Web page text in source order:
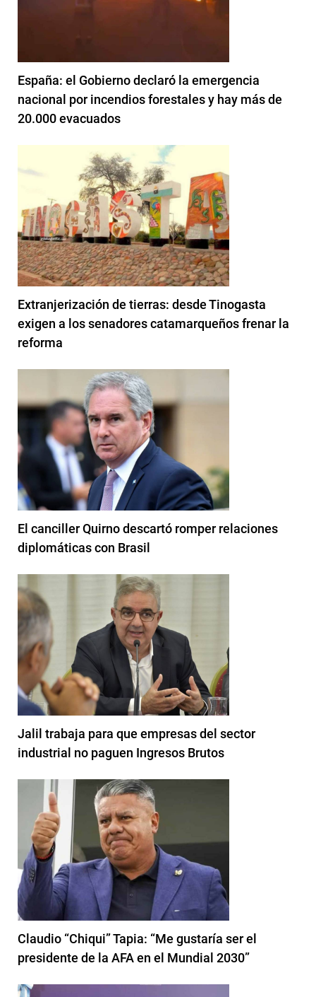
España: el Gobierno declaró la emergencia
nacional por incendios forestales y hay más de
20.000 evacuados
Extranjerización de tierras: desde Tinogasta
exigen a los senadores catamarqueños frenar la
reforma
El canciller Quirno descartó romper relaciones
diplomáticas con Brasil
Jalil trabaja para que empresas del sector
industrial no paguen Ingresos Brutos
Claudio “Chiqui” Tapia: “Me gustaría ser el
presidente de la AFA en el Mundial 2030”